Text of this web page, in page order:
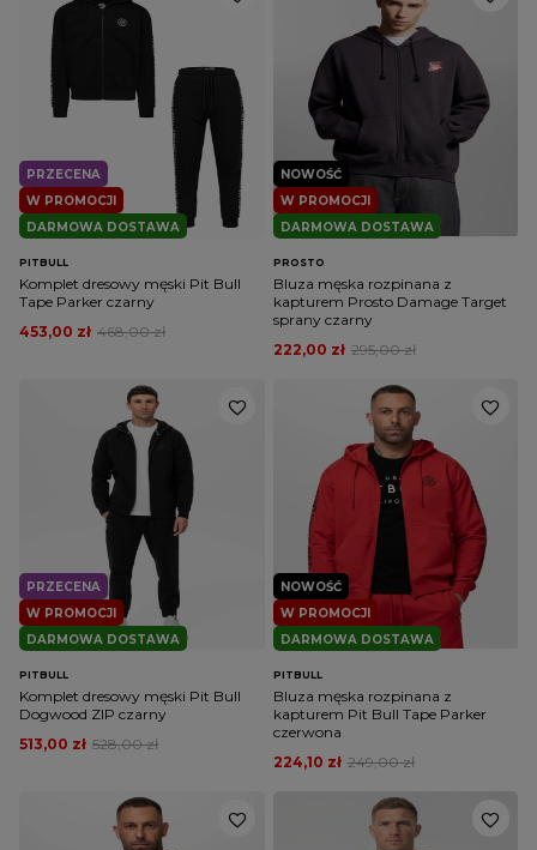
W PROMOCJI
PRZECENA
DARMOWA DOSTAWA
PITBULL
Komplet dresowy męski Pit Bull
Tape Parker czarny
468,00 zł
453,00 zł
W PROMOCJI
NOWOŚĆ
DARMOWA DOSTAWA
PROSTO
Bluza męska rozpinana z
kapturem Prosto Damage Target
sprany czarny
295,00 zł
222,00 zł
W PROMOCJI
PRZECENA
DARMOWA DOSTAWA
PITBULL
Komplet dresowy męski Pit Bull
Dogwood ZIP czarny
528,00 zł
513,00 zł
W PROMOCJI
NOWOŚĆ
DARMOWA DOSTAWA
PITBULL
Bluza męska rozpinana z
kapturem Pit Bull Tape Parker
czerwona
249,00 zł
224,10 zł